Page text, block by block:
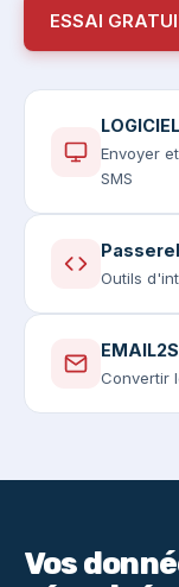
ESSAI
Envoyer
SMS
Outils
Convertir
Vos